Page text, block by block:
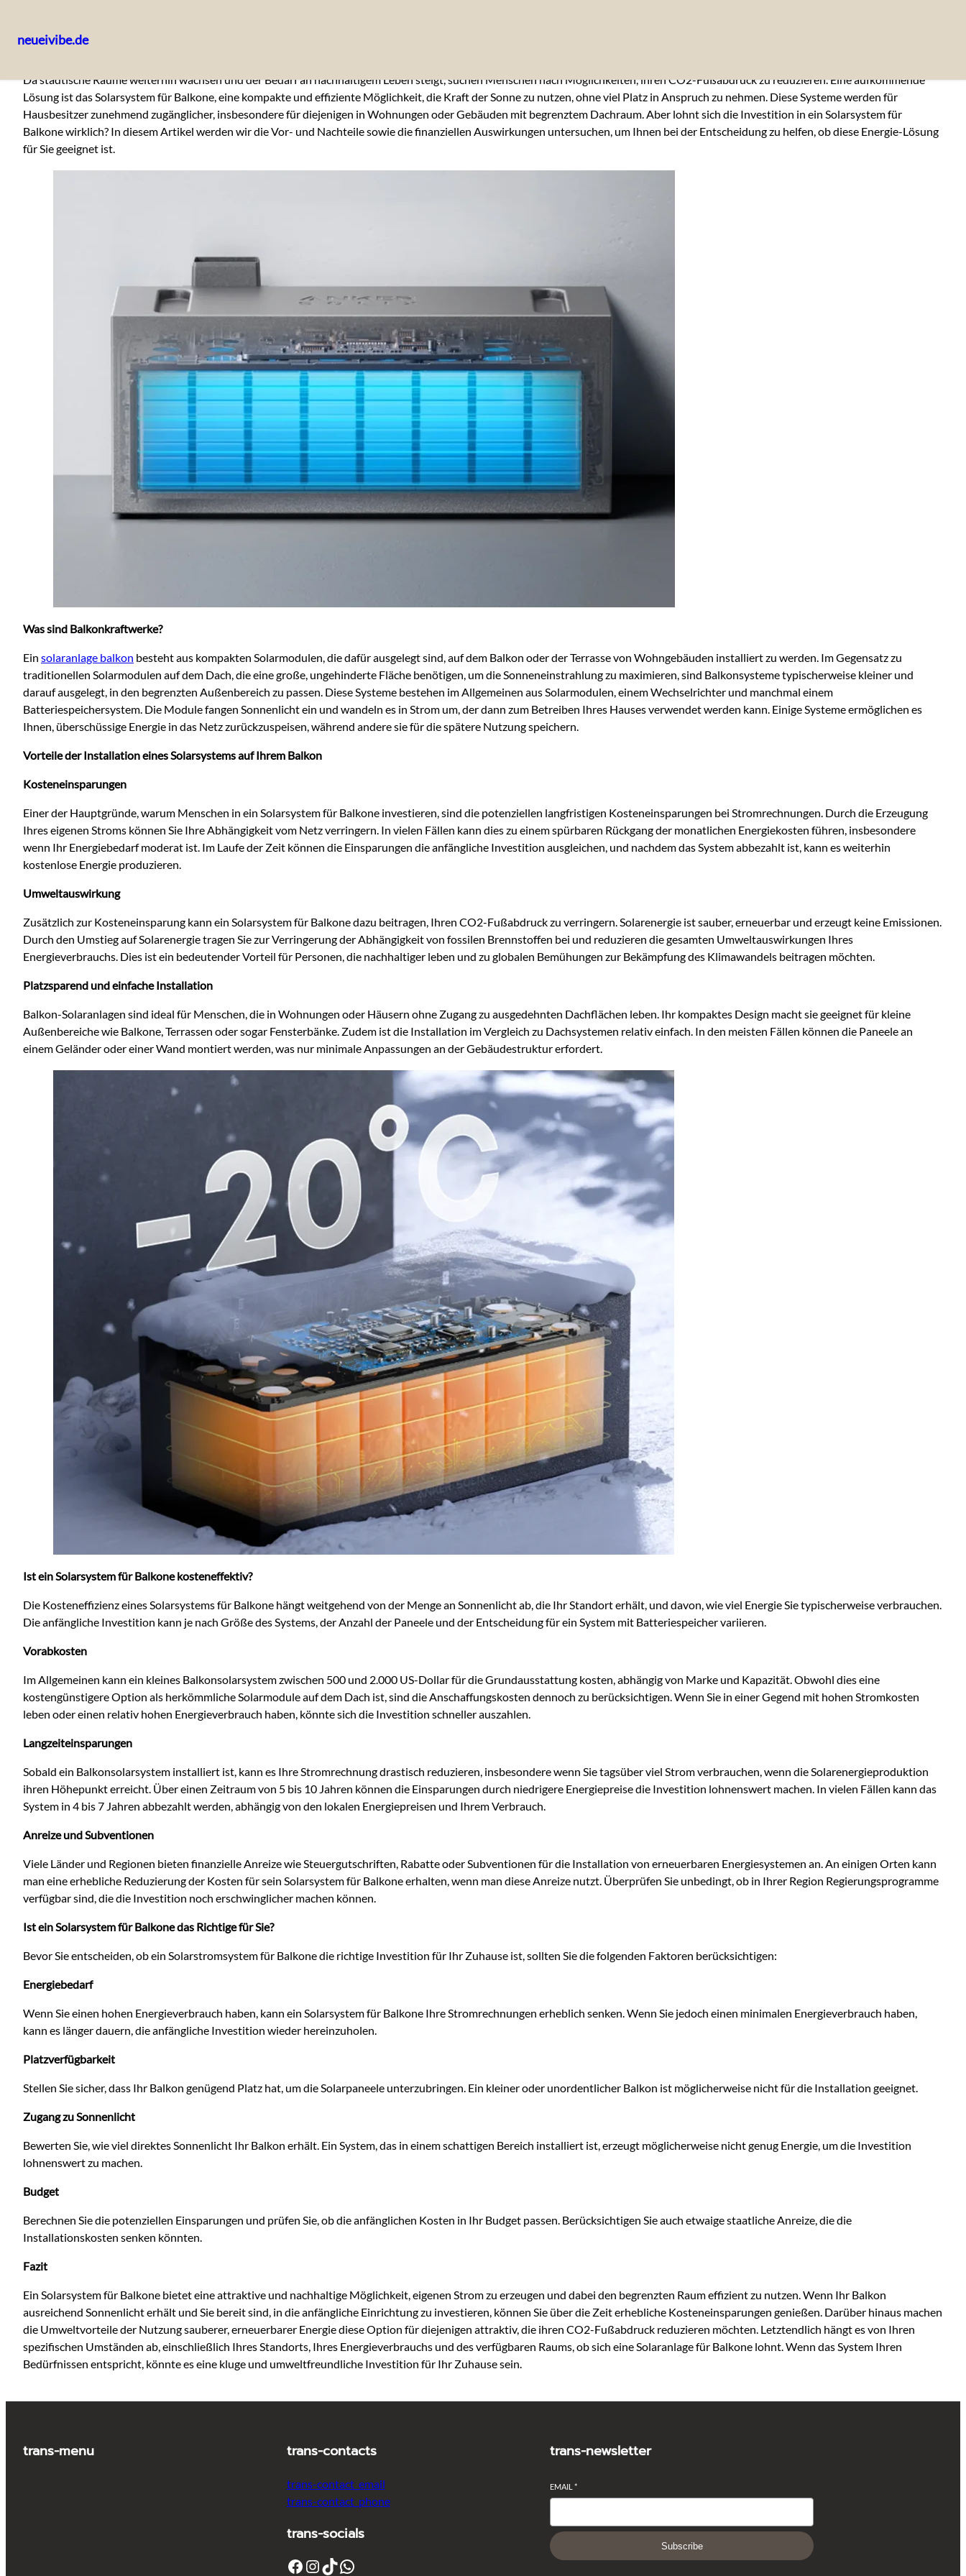
to
content
neueivibe.de
Da städtische Räume weiterhin wachsen und der Bedarf an nachhaltigem Leben steigt, suchen Menschen nach Möglichkeiten, ihren CO2-Fußabdruck zu reduzieren. Eine aufkommende
Lösung ist das Solarsystem für Balkone, eine kompakte und effiziente Möglichkeit, die Kraft der Sonne zu nutzen, ohne viel Platz in Anspruch zu nehmen. Diese Systeme werden für
Hausbesitzer zunehmend zugänglicher, insbesondere für diejenigen in Wohnungen oder Gebäuden mit begrenztem Dachraum. Aber lohnt sich die Investition in ein Solarsystem für
Balkone wirklich? In diesem Artikel werden wir die Vor- und Nachteile sowie die finanziellen Auswirkungen untersuchen, um Ihnen bei der Entscheidung zu helfen, ob diese Energie-Lösung
für Sie geeignet ist.
Was sind Balkonkraftwerke?
Ein solaranlage balkon besteht aus kompakten Solarmodulen, die dafür ausgelegt sind, auf dem Balkon oder der Terrasse von Wohngebäuden installiert zu werden. Im Gegensatz zu
traditionellen Solarmodulen auf dem Dach, die eine große, ungehinderte Fläche benötigen, um die Sonneneinstrahlung zu maximieren, sind Balkonsysteme typischerweise kleiner und
darauf ausgelegt, in den begrenzten Außenbereich zu passen. Diese Systeme bestehen im Allgemeinen aus Solarmodulen, einem Wechselrichter und manchmal einem
Batteriespeichersystem. Die Module fangen Sonnenlicht ein und wandeln es in Strom um, der dann zum Betreiben Ihres Hauses verwendet werden kann. Einige Systeme ermöglichen es
Ihnen, überschüssige Energie in das Netz zurückzuspeisen, während andere sie für die spätere Nutzung speichern.
Vorteile der Installation eines Solarsystems auf Ihrem Balkon
Kosteneinsparungen
Einer der Hauptgründe, warum Menschen in ein Solarsystem für Balkone investieren, sind die potenziellen langfristigen Kosteneinsparungen bei Stromrechnungen. Durch die Erzeugung
Ihres eigenen Stroms können Sie Ihre Abhängigkeit vom Netz verringern. In vielen Fällen kann dies zu einem spürbaren Rückgang der monatlichen Energiekosten führen, insbesondere
wenn Ihr Energiebedarf moderat ist. Im Laufe der Zeit können die Einsparungen die anfängliche Investition ausgleichen, und nachdem das System abbezahlt ist, kann es weiterhin
kostenlose Energie produzieren.
Umweltauswirkung
Zusätzlich zur Kosteneinsparung kann ein Solarsystem für Balkone dazu beitragen, Ihren CO2-Fußabdruck zu verringern. Solarenergie ist sauber, erneuerbar und erzeugt keine Emissionen.
Durch den Umstieg auf Solarenergie tragen Sie zur Verringerung der Abhängigkeit von fossilen Brennstoffen bei und reduzieren die gesamten Umweltauswirkungen Ihres
Energieverbrauchs. Dies ist ein bedeutender Vorteil für Personen, die nachhaltiger leben und zu globalen Bemühungen zur Bekämpfung des Klimawandels beitragen möchten.
Platzsparend und einfache Installation
Balkon-Solaranlagen sind ideal für Menschen, die in Wohnungen oder Häusern ohne Zugang zu ausgedehnten Dachflächen leben. Ihr kompaktes Design macht sie geeignet für kleine
Außenbereiche wie Balkone, Terrassen oder sogar Fensterbänke. Zudem ist die Installation im Vergleich zu Dachsystemen relativ einfach. In den meisten Fällen können die Paneele an
einem Geländer oder einer Wand montiert werden, was nur minimale Anpassungen an der Gebäudestruktur erfordert.
Ist ein Solarsystem für Balkone kosteneffektiv?
Die Kosteneffizienz eines Solarsystems für Balkone hängt weitgehend von der Menge an Sonnenlicht ab, die Ihr Standort erhält, und davon, wie viel Energie Sie typischerweise verbrauchen.
Die anfängliche Investition kann je nach Größe des Systems, der Anzahl der Paneele und der Entscheidung für ein System mit Batteriespeicher variieren.
Vorabkosten
Im Allgemeinen kann ein kleines Balkonsolarsystem zwischen 500 und 2.000 US-Dollar für die Grundausstattung kosten, abhängig von Marke und Kapazität. Obwohl dies eine
kostengünstigere Option als herkömmliche Solarmodule auf dem Dach ist, sind die Anschaffungskosten dennoch zu berücksichtigen. Wenn Sie in einer Gegend mit hohen Stromkosten
leben oder einen relativ hohen Energieverbrauch haben, könnte sich die Investition schneller auszahlen.
Langzeiteinsparungen
Sobald ein Balkonsolarsystem installiert ist, kann es Ihre Stromrechnung drastisch reduzieren, insbesondere wenn Sie tagsüber viel Strom verbrauchen, wenn die Solarenergieproduktion
ihren Höhepunkt erreicht. Über einen Zeitraum von 5 bis 10 Jahren können die Einsparungen durch niedrigere Energiepreise die Investition lohnenswert machen. In vielen Fällen kann das
System in 4 bis 7 Jahren abbezahlt werden, abhängig von den lokalen Energiepreisen und Ihrem Verbrauch.
Anreize und Subventionen
Viele Länder und Regionen bieten finanzielle Anreize wie Steuergutschriften, Rabatte oder Subventionen für die Installation von erneuerbaren Energiesystemen an. An einigen Orten kann
man eine erhebliche Reduzierung der Kosten für sein Solarsystem für Balkone erhalten, wenn man diese Anreize nutzt. Überprüfen Sie unbedingt, ob in Ihrer Region Regierungsprogramme
verfügbar sind, die die Investition noch erschwinglicher machen können.
Ist ein Solarsystem für Balkone das Richtige für Sie?
Bevor Sie entscheiden, ob ein Solarstromsystem für Balkone die richtige Investition für Ihr Zuhause ist, sollten Sie die folgenden Faktoren berücksichtigen:
Energiebedarf
Wenn Sie einen hohen Energieverbrauch haben, kann ein Solarsystem für Balkone Ihre Stromrechnungen erheblich senken. Wenn Sie jedoch einen minimalen Energieverbrauch haben,
kann es länger dauern, die anfängliche Investition wieder hereinzuholen.
Platzverfügbarkeit
Stellen Sie sicher, dass Ihr Balkon genügend Platz hat, um die Solarpaneele unterzubringen. Ein kleiner oder unordentlicher Balkon ist möglicherweise nicht für die Installation geeignet.
Zugang zu Sonnenlicht
Bewerten Sie, wie viel direktes Sonnenlicht Ihr Balkon erhält. Ein System, das in einem schattigen Bereich installiert ist, erzeugt möglicherweise nicht genug Energie, um die Investition
lohnenswert zu machen.
Budget
Berechnen Sie die potenziellen Einsparungen und prüfen Sie, ob die anfänglichen Kosten in Ihr Budget passen. Berücksichtigen Sie auch etwaige staatliche Anreize, die die
Installationskosten senken könnten.
Fazit
Ein Solarsystem für Balkone bietet eine attraktive und nachhaltige Möglichkeit, eigenen Strom zu erzeugen und dabei den begrenzten Raum effizient zu nutzen. Wenn Ihr Balkon
ausreichend Sonnenlicht erhält und Sie bereit sind, in die anfängliche Einrichtung zu investieren, können Sie über die Zeit erhebliche Kosteneinsparungen genießen. Darüber hinaus machen
die Umweltvorteile der Nutzung sauberer, erneuerbarer Energie diese Option für diejenigen attraktiv, die ihren CO2-Fußabdruck reduzieren möchten. Letztendlich hängt es von Ihren
spezifischen Umständen ab, einschließlich Ihres Standorts, Ihres Energieverbrauchs und des verfügbaren Raums, ob sich eine Solaranlage für Balkone lohnt. Wenn das System Ihren
Bedürfnissen entspricht, könnte es eine kluge und umweltfreundliche Investition für Ihr Zuhause sein.
trans-menu trans-contacts
trans-contact_email
trans-contact_phone
trans-socials
Facebook Instagram TikTok WhatsApp
trans-newsletter
EMAIL*
Subscribe